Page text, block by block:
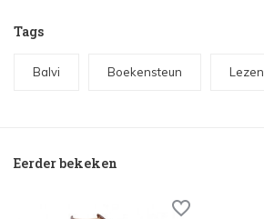
Tags
Balvi Boekensteun Lezen
Eerder bekeken